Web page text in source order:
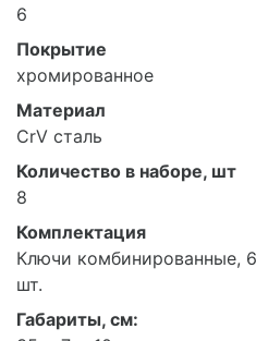
6
Покрытие
хромированное
Материал
CrV сталь
Количество в наборе, шт
8
Комплектация
Ключи комбинированные,
шт.
Габариты, см: